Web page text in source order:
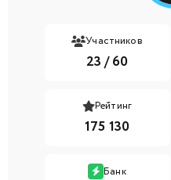
Участников
23 / 60
Рейтинг
175 130
Банк